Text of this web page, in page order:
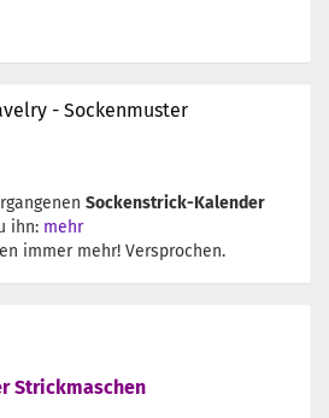
- Sockenmuster
Sockenstrick-Kalender
ihn: mehr
immer mehr! Versprochen.
Strickmaschen